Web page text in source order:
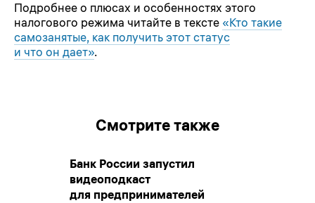
Подробнее о плюсах и особенностях этого
налогового режима читайте в тексте «Кто такие
самозанятые, как получить этот статус
и что он дает».
Смотрите также
Банк России запустил
видеоподкаст
для предпринимателей